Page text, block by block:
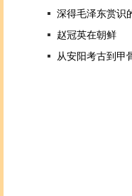
深得毛泽东赏识
赵冠英在朝鲜
从安阳考古到甲